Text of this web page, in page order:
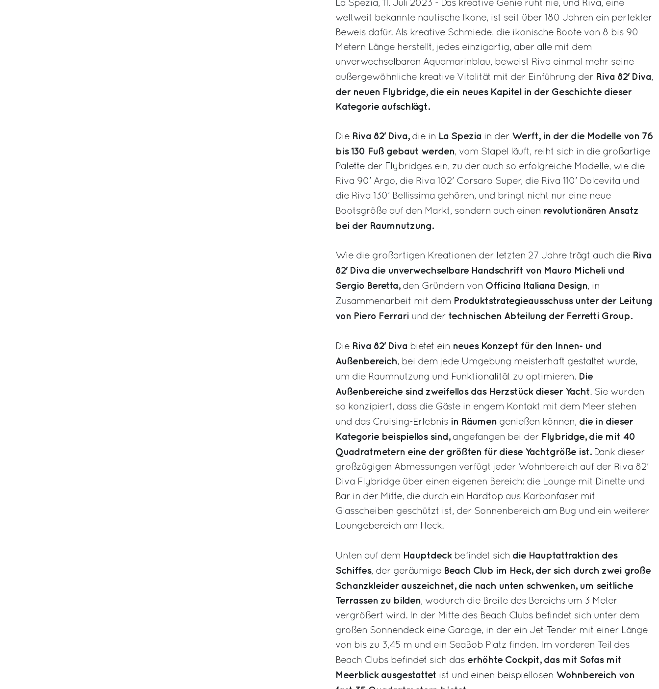
La Spezia, 11. Juli 2023 - Das kreative Genie ruht nie, und Riva, eine
weltweit bekannte nautische Ikone, ist seit über 180 Jahren ein perfekter
Beweis dafür. Als kreative Schmiede, die ikonische Boote von 8 bis 90
Metern Länge herstellt, jedes einzigartig, aber alle mit dem
unverwechselbaren Aquamarinblau, beweist Riva einmal mehr seine
außergewöhnliche kreative Vitalität mit der Einführung der Riva 82' Diva,
der neuen Flybridge, die ein neues Kapitel in der Geschichte dieser
Kategorie aufschlägt.
Die Riva 82' Diva,die in La Spezia in der Werft, in der die Modelle von 76
bis 130 Fuß gebaut werden, vom Stapel läuft, reiht sich in die großartige
Palette der Flybridges ein, zu der auch so erfolgreiche Modelle, wie die
Riva 90' Argo, die Riva 102' Corsaro Super, die Riva 110' Dolcevita und
die Riva 130' Bellissima gehören, und bringt nicht nur eine neue
Bootsgröße auf den Markt, sondern auch einen revolutionären Ansatz
bei der Raumnutzung.
Wie die großartigen Kreationen der letzten 27 Jahre trägt auch die Riva
82' Diva die unverwechselbare Handschrift von Mauro Micheli und
Sergio Beretta, den Gründern von Officina Italiana Design, in
Zusammenarbeit mit dem Produktstrategieausschuss unter der Leitung
von Piero Ferrari und der technischen Abteilung der Ferretti Group.
Die Riva 82' Diva bietet ein neues Konzept für den Innen- und
Außenbereich, bei dem jede Umgebung meisterhaft gestaltet wurde,
um die Raumnutzung und Funktionalität zu optimieren. Die
Außenbereiche sind zweifellos das Herzstück dieser Yacht. Sie wurden
so konzipiert, dass die Gäste in engem Kontakt mit dem Meer stehen
und das Cruising-Erlebnis in Räumen genießen können, die in dieser
Kategorie beispiellos sind,angefangen bei der Flybridge, die mit 40
Quadratmetern eine der größten für diese Yachtgröße ist.Dank dieser
großzügigen Abmessungen verfügt jeder Wohnbereich auf der Riva 82'
Diva Flybridge über einen eigenen Bereich: die Lounge mit Dinette und
Bar in der Mitte, die durch ein Hardtop aus Karbonfaser mit
Glasscheiben geschützt ist, der Sonnenbereich am Bug und ein weiterer
Loungebereich am Heck.
Unten auf dem Hauptdeck befindet sich die Hauptattraktion des
Schiffes, der geräumige Beach Club im Heck, der sich durch zwei große
Schanzkleider auszeichnet, die nach unten schwenken, um seitliche
Terrassen zu bilden, wodurch die Breite des Bereichs um 3 Meter
vergrößert wird. In der Mitte des Beach Clubs befindet sich unter dem
großen Sonnendeck eine Garage, in der ein Jet-Tender mit einer Länge
von bis zu 3,45 m und ein SeaBob Platz finden. Im vorderen Teil des
Beach Clubs befindet sich das erhöhte Cockpit, das mit Sofas mit
Meerblick ausgestattet ist und einen beispiellosen Wohnbereich von